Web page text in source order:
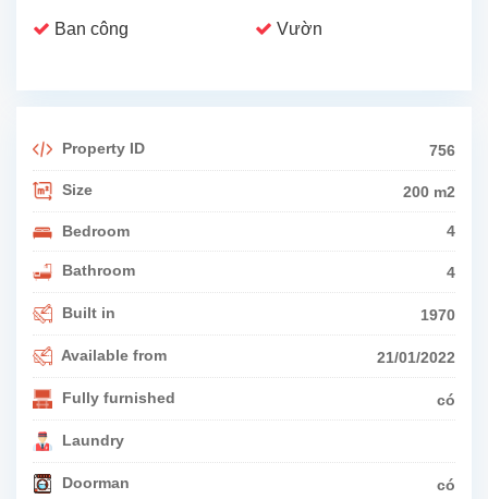
Ban công Vườn
Property ID 756
Size 200 m2
Bedroom 4
Bathroom 4
Built in 1970
Available from 21/01/2022
Fully furnished có
Laundry
Doorman có